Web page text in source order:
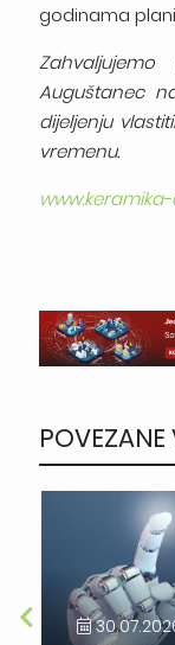
godinama
Auguštanec
dijeljenju
vremenu.
POVEZANE